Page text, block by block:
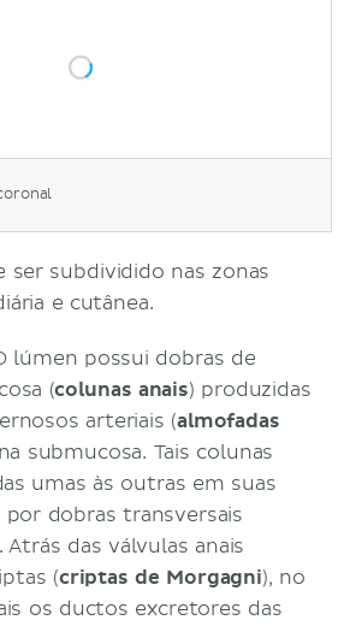
ser subdividido nas zonas
e cutânea.
lúmen possui dobras de
(colunas anais) produzidas
arteriais (almofadas
submucosa. Tais colunas
umas às outras em suas
dobras transversais
Atrás das válvulas anais
(criptas de Morgagni), no
os ductos excretores das